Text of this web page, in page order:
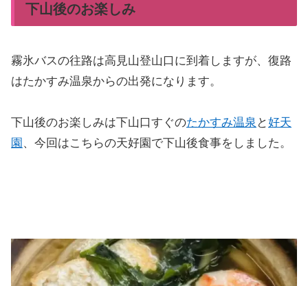
下山後のお楽しみ
霧氷バスの往路は高見山登山口に到着しますが、復路
はたかすみ温泉からの出発になります。
下山後のお楽しみは下山口すぐのたかすみ温泉 と好天
園 、今回はこちらの天好園で下山後食事をしました。